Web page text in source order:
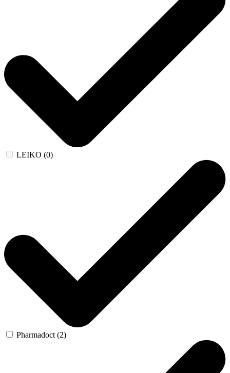
LEIKO (0)
Pharmadoct (2)